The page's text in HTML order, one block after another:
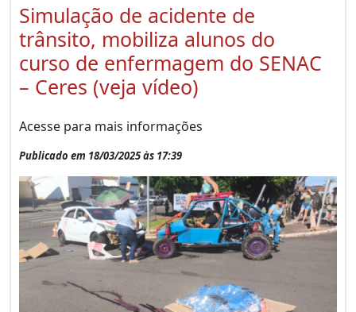
Simulação de acidente de
trânsito, mobiliza alunos do
curso de enfermagem do SENAC
– Ceres (veja vídeo)
Acesse para mais informações
Publicado em 18/03/2025 às 17:39